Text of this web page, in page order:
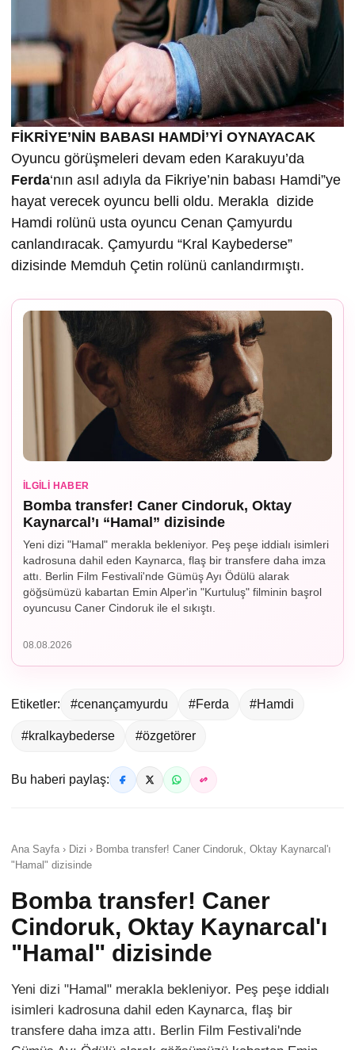
FİKRİYE’NİN BABASI HAMDİ’Yİ OYNAYACAK
Oyuncu görüşmeleri devam eden Karakuyu’da
Ferda‘nın asıl adıyla da Fikriye’nin babası Hamdi”ye
hayat verecek oyuncu belli oldu. Merakla dizide
Hamdi rolünü usta oyuncu Cenan Çamyurdu
canlandıracak. Çamyurdu “Kral Kaybederse”
dizisinde Memduh Çetin rolünü canlandırmıştı.
İLGILI HABER
Bomba transfer! Caner Cindoruk, Oktay
Kaynarcal’ı “Hamal” dizisinde
Yeni dizi "Hamal" merakla bekleniyor. Peş peşe iddialı isimleri
kadrosuna dahil eden Kaynarca, flaş bir transfere daha imza
attı. Berlin Film Festivali'nde Gümüş Ayı Ödülü alarak
göğsümüzü kabartan Emin Alper'in "Kurtuluş" filminin başrol
oyuncusu Caner Cindoruk ile el sıkıştı.
08.08.2026
Etiketler: #cenançamyurdu #Ferda #Hamdi
#kralkaybederse #özgetörer
Bu haberi paylaş:
Ana Sayfa › Dizi › Bomba transfer! Caner Cindoruk, Oktay Kaynarcal'ı
"Hamal" dizisinde
Bomba transfer! Caner
Cindoruk, Oktay Kaynarcal'ı
"Hamal" dizisinde
Yeni dizi "Hamal" merakla bekleniyor. Peş peşe iddialı
isimleri kadrosuna dahil eden Kaynarca, flaş bir
transfere daha imza attı. Berlin Film Festivali'nde